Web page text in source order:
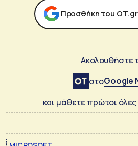
Προσθήκη του
Ακολουθήστε
στοGoogle
και μάθετε πρώτοι όλες